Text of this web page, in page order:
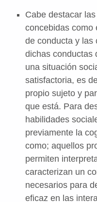
Cabe destacar las
concebidas como
de conducta y las
dichas conductas
una situación
satisfactoria, es
propio sujeto y
que está. Para
habilidades
previamente la
como; aquellos
permiten
caracterizan un
necesarios para
eficaz en las